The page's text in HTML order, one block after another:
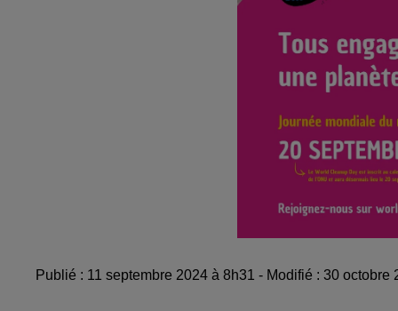
Publié : 11 septembre 2024 à 8h31 - Modifié : 30